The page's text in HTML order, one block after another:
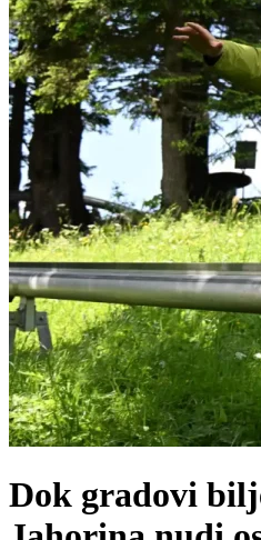
Dok gradovi